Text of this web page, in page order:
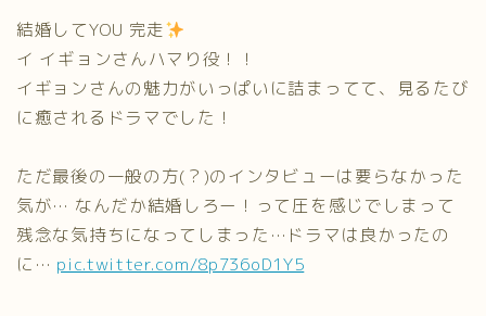
結婚してYOU 完走
イ イギョンさんハマり役！！
イギョンさんの魅力がいっぱいに詰まってて、見るたび
に癒されるドラマでした！
ただ最後の一般の方(？)のインタビューは要らなかった
気が… なんだか結婚しろー！って圧を感じでしまって
残念な気持ちになってしまった…ドラマは良かったの
に… pic.twitter.com/8p736oD1Y5